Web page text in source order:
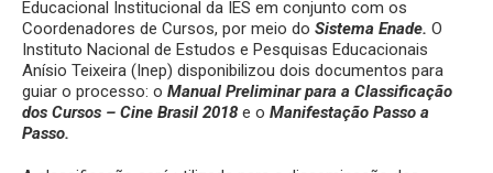
Educacional Institucional da IES em conjunto com os
Coordenadores de Cursos, por meio do Sistema Enade. O
Instituto Nacional de Estudos e Pesquisas Educacionais
Anísio Teixeira (Inep) disponibilizou dois documentos para
guiar o processo: o Manual Preliminar para a Classificação
dos Cursos – Cine Brasil 2018 e o Manifestação Passo a
Passo.